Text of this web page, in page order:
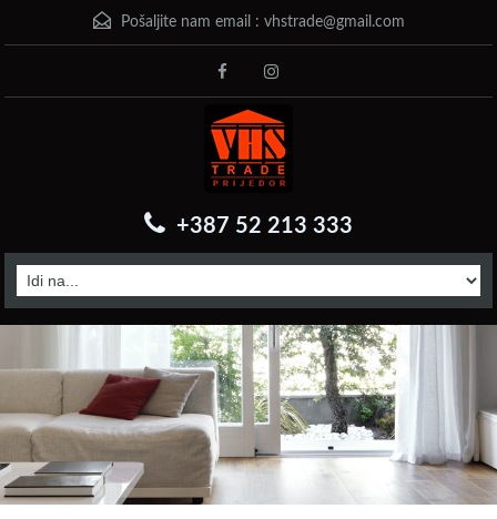
Pošaljite nam email : vhstrade@gmail.com
+387 52 213 333